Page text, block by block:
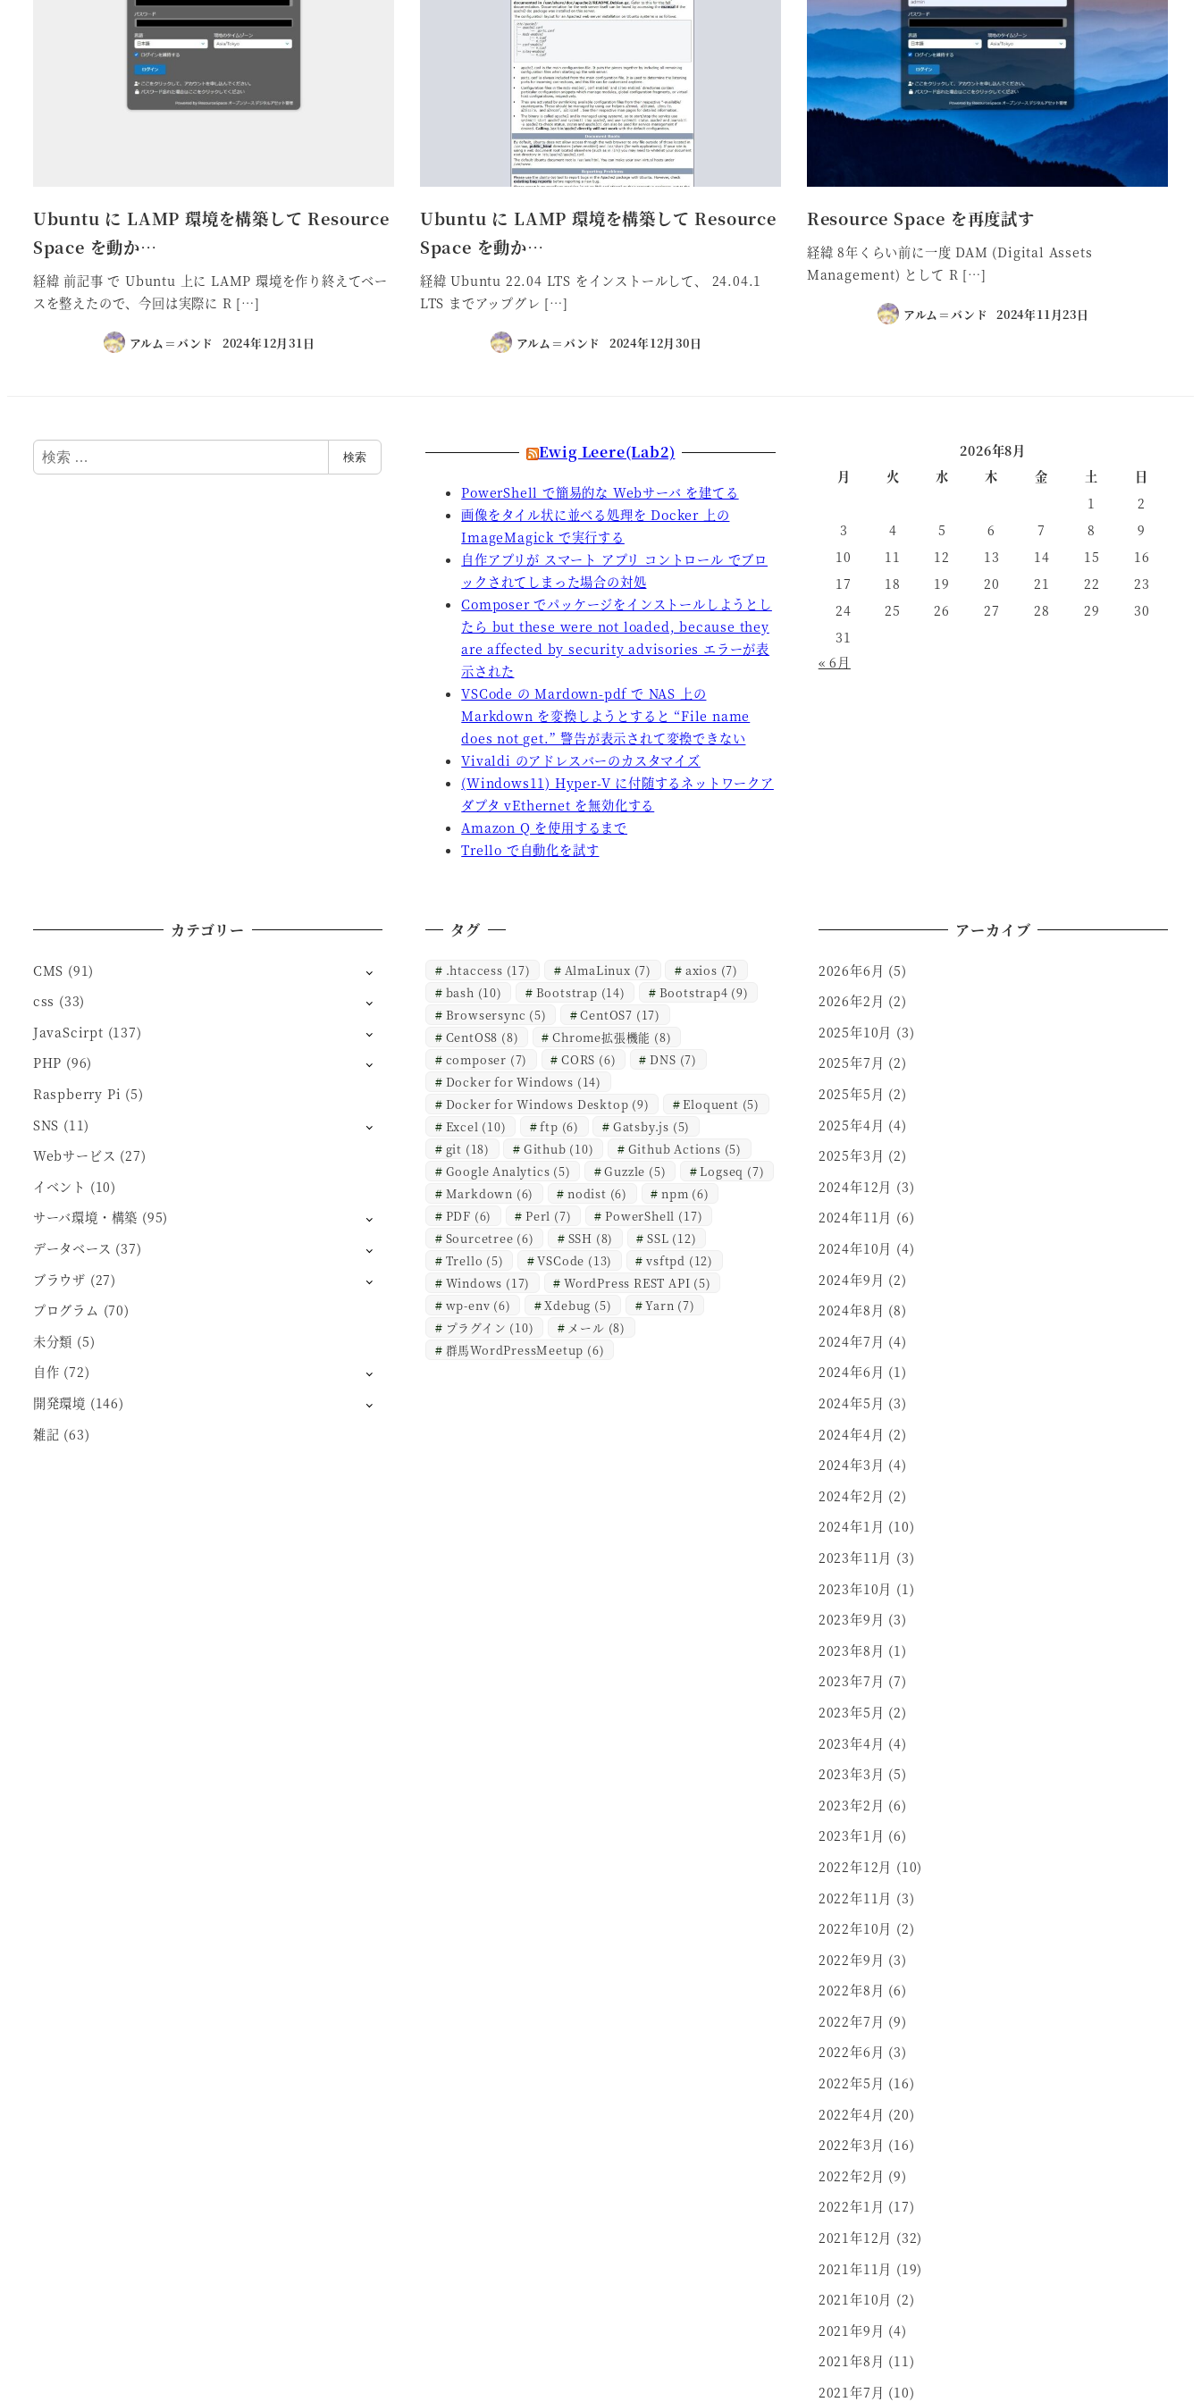
Ubuntu に LAMP 環境を構築して Resource
Space を動か…
経緯 前記事 で Ubuntu 上に LAMP 環境を作り終えてベー
スを整えたので、今回は実際に R […]
アルム＝バンド 2024年12月31日
Ubuntu に LAMP 環境を構築して Resource
Space を動か…
経緯 Ubuntu 22.04 LTS をインストールして、 24.04.1
LTS までアップグレ […]
アルム＝バンド 2024年12月30日
Resource Space を再度試す
経緯 8年くらい前に一度 DAM (Digital Assets
Management) として R […]
アルム＝バンド 2024年11月23日
検
索
検索 Ewig Leere(Lab2)
PowerShell で簡易的な Webサーバ を建てる
画像をタイル状に並べる処理を Docker 上の
ImageMagick で実行する
自作アプリが スマート アプリ コントロール でブロ
ックされてしまった場合の対処
Composer でパッケージをインストールしようとし
たら but these were not loaded, because they
are affected by security advisories エラーが表
示された
VSCode の Mardown-pdf で NAS 上の
Markdown を変換しようとすると “File name
does not get.” 警告が表示されて変換できない
Vivaldi のアドレスバーのカスタマイズ
(Windows11) Hyper-V に付随するネットワークア
ダプタ vEthernet を無効化する
Amazon Q を使用するまで
Trello で自動化を試す
2026年8月
月
火 水 木 金 土
日
1
2
3
4 5 6 7 8
9
10
11 12 13 14 15
16
17
18 19 20 21 22
23
24
25 26 27 28 29
30
31
« 6月
カテゴリー
CMS (91)
css (33)
JavaScirpt (137)
PHP (96)
Raspberry Pi (5)
SNS (11)
Webサービス (27)
イベント (10)
サーバ環境・構築 (95)
データベース (37)
ブラウザ (27)
プログラム (70)
未分類 (5)
自作 (72)
開発環境 (146)
雑記 (63)
タグ
.htaccess (17) AlmaLinux (7) axios (7)
bash (10) Bootstrap (14) Bootstrap4 (9)
Browsersync (5) CentOS7 (17)
CentOS8 (8) Chrome拡張機能 (8)
composer (7) CORS (6) DNS (7)
Docker for Windows (14)
Docker for Windows Desktop (9) Eloquent (5)
Excel (10) ftp (6) Gatsby.js (5)
git (18) Github (10) Github Actions (5)
Google Analytics (5) Guzzle (5) Logseq (7)
Markdown (6) nodist (6) npm (6)
PDF (6) Perl (7) PowerShell (17)
Sourcetree (6) SSH (8) SSL (12)
Trello (5) VSCode (13) vsftpd (12)
Windows (17) WordPress REST API (5)
wp-env (6) Xdebug (5) Yarn (7)
プラグイン (10) メール (8)
群馬WordPressMeetup (6)
アーカイブ
2026年6月 (5)
2026年2月 (2)
2025年10月 (3)
2025年7月 (2)
2025年5月 (2)
2025年4月 (4)
2025年3月 (2)
2024年12月 (3)
2024年11月 (6)
2024年10月 (4)
2024年9月 (2)
2024年8月 (8)
2024年7月 (4)
2024年6月 (1)
2024年5月 (3)
2024年4月 (2)
2024年3月 (4)
2024年2月 (2)
2024年1月 (10)
2023年11月 (3)
2023年10月 (1)
2023年9月 (3)
2023年8月 (1)
2023年7月 (7)
2023年5月 (2)
2023年4月 (4)
2023年3月 (5)
2023年2月 (6)
2023年1月 (6)
2022年12月 (10)
2022年11月 (3)
2022年10月 (2)
2022年9月 (3)
2022年8月 (6)
2022年7月 (9)
2022年6月 (3)
2022年5月 (16)
2022年4月 (20)
2022年3月 (16)
2022年2月 (9)
2022年1月 (17)
2021年12月 (32)
2021年11月 (19)
2021年10月 (2)
2021年9月 (4)
2021年8月 (11)
2021年7月 (10)